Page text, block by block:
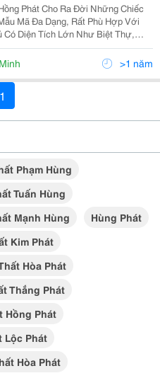
Phát Cho Ra Đời Những Chiếc
Mã Đa Dạng, Rất Phù Hợp Với
Có Diện Tích Lớn Như Biệt Thự,
Thiết Kế Miễn Phí, Giao Hàng
Bảo Hành 4 Năm, Giao Hàng>1 năm
1
Phạm Hùng
Tuấn Hùng
Mạnh Hùng
Hùng Phát
Kim Phát
Hòa Phát
Thắng Phát
Hồng Phát
Lộc Phát
Hòa Phát